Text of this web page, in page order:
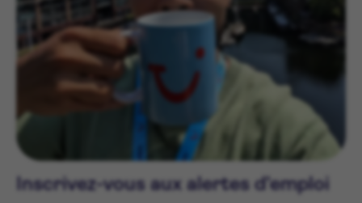
Inscrivez-vous aux alertes d’emploi